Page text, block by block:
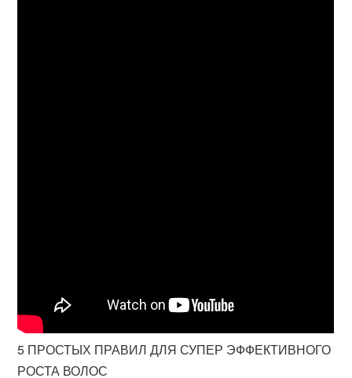
5 ПРОСТЫХ ПРАВИЛ ДЛЯ СУПЕР ЭФФЕКТИВНОГО
РОСТА ВОЛОС